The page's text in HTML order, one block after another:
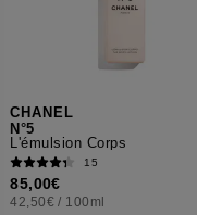
CHANEL
N°5
L'émulsion Corps
15
85,00€
42,50€ / 100ml